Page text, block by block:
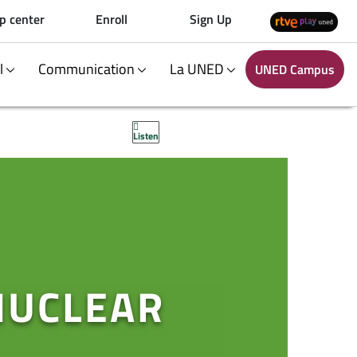
center Enroll Sign Up
Communication La UNED UNED Campus
Listen